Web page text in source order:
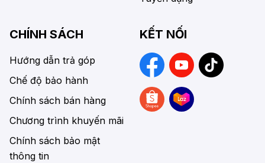
CHÍNH SÁCH
Hướng dẫn trả góp
Chế độ bảo hành
Chính sách bán hàng
Chương trình khuyến mãi
Chính sách bảo mật
thông tin
KẾT NỐI